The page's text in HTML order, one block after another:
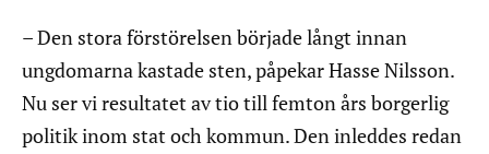
– Den stora förstörelsen började långt innan
ungdomarna kastade sten, påpekar Hasse Nilsson.
Nu ser vi resultatet av tio till femton års borgerlig
politik inom stat och kommun. Den inleddes redan